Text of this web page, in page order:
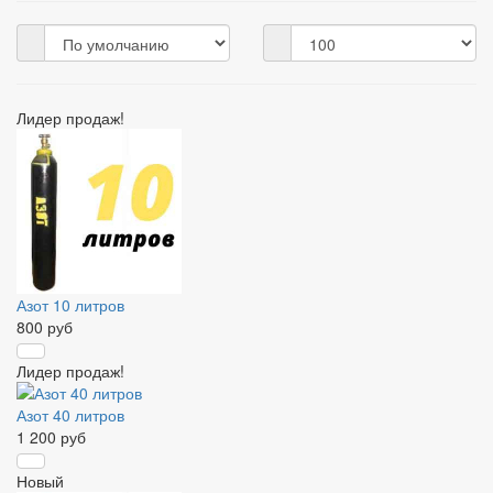
Лидер продаж!
Азот 10 литров
800 руб
Лидер продаж!
Азот 40 литров
1 200 руб
Новый